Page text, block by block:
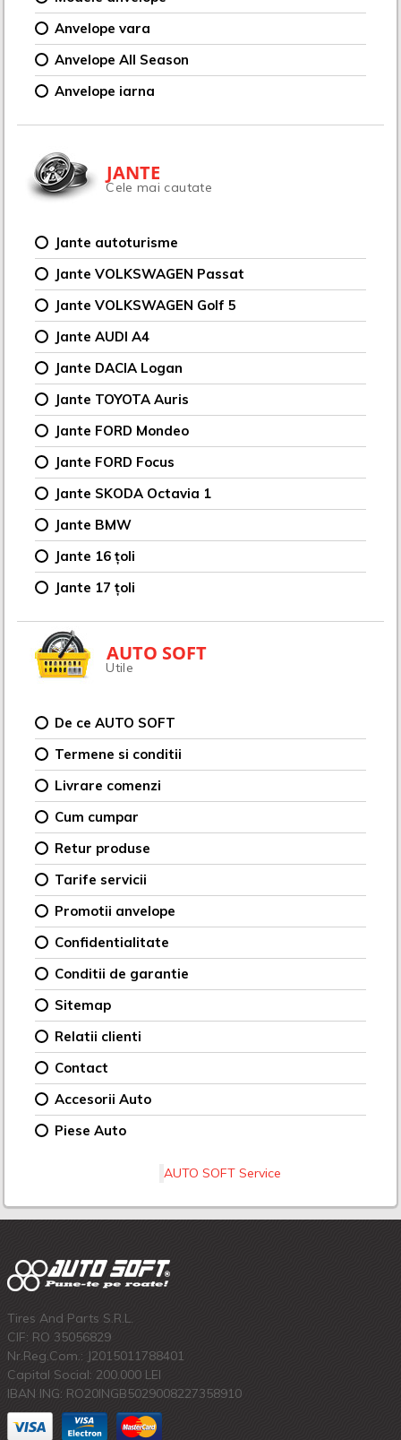
Anvelope vara
Anvelope All Season
Anvelope iarna
JANTE
Cele mai cautate
Jante autoturisme
Jante VOLKSWAGEN Passat
Jante VOLKSWAGEN Golf 5
Jante AUDI A4
Jante DACIA Logan
Jante TOYOTA Auris
Jante FORD Mondeo
Jante FORD Focus
Jante SKODA Octavia 1
Jante BMW
Jante 16 țoli
Jante 17 țoli
AUTO SOFT
Utile
De ce AUTO SOFT
Termene si conditii
Livrare comenzi
Cum cumpar
Retur produse
Tarife servicii
Promotii anvelope
Confidentialitate
Conditii de garantie
Sitemap
Relatii clienti
Contact
Accesorii Auto
Piese Auto
AUTO SOFT Service
Tires And Parts S.R.L.
CIF: RO 35056829
Nr.Reg.Com.: J2015011788401
Capital Social: 200.000 LEI
IBAN ING: RO20INGB5029008227358910